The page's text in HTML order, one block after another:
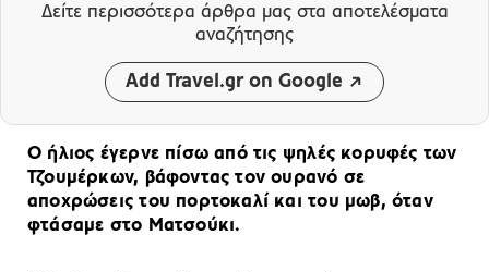
Δείτε περισσότερα άρθρα μας στα αποτελέσματα
αναζήτησης
Add Travel.gr on Google
Ο ήλιος έγερνε πίσω από τις ψηλές κορυφές των
Τζουμέρκων, βάφοντας τον ουρανό σε
αποχρώσεις του πορτοκαλί και του μωβ, όταν
φτάσαμε στο Ματσούκι.